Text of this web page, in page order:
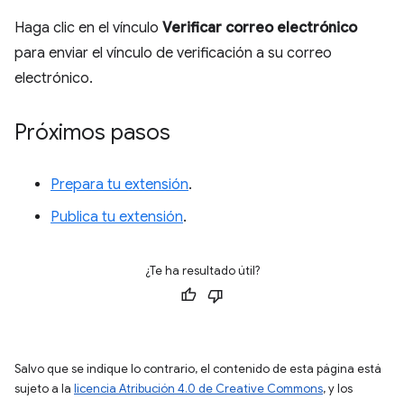
Haga clic en el vínculo Verificar correo electrónico
para enviar el vínculo de verificación a su correo
electrónico.
Próximos pasos
Prepara tu extensión.
Publica tu extensión.
¿Te ha resultado útil?
Salvo que se indique lo contrario, el contenido de esta página está
sujeto a la licencia Atribución 4.0 de Creative Commons, y los